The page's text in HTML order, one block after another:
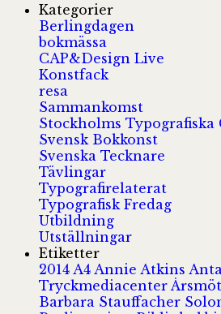
Kategorier
Berlingdagen
bokmässa
CAP&Design Live
Konstfack
resa
Sammankomst
Stockholms Typografiska
Svensk Bokkonst
Svenska Tecknare
Tävlingar
Typografirelaterat
Typografisk Fredag
Utbildning
Utställningar
Etiketter
2014 A4 Annie Atkins
Tryckmediacenter
Barbara Stauffacher